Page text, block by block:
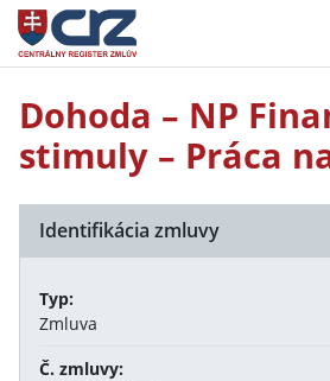
Dohoda – NP
stimuly – Práca
Identifikácia zmluvy
Typ:
Zmluva
Č. zmluvy: